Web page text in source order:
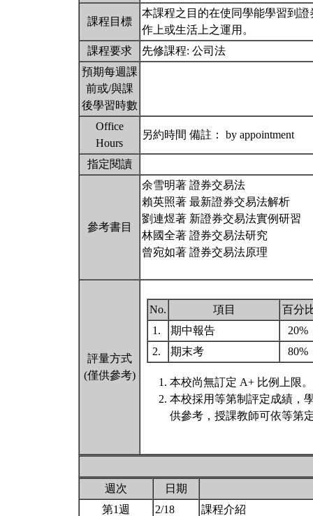
課程目標
本課程之目的在使同學能學習到
作上或生活上之運用。
課程要求
先修課程: 公司法
預期每週課
前或/與課
後學習時數
Office
Hours
另約時間 備註： by appointment
指定閱讀
參考書目
余雪明著 證券交易法
賴英照著 最新證券交易法解析
劉連煜著 新證券交易法實例研習
林國全著 證券交易法研究
曾宛如著 證券交易法原理
評量方式
(僅供參考)
No. 項目
百分
1.
期中報告
20%
2.
期末考 80%
本校尚無訂定 A+ 比例上限。
本校採用等第制評定成績，
供參考，授課教師可依等第
週次
日期
第1週
2/18
課程介紹